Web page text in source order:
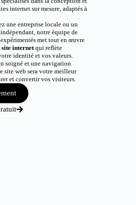
internet sur mesure, adaptés à
une entreprise locale ou un
notre équipe de
met tout en œuvre
site internetqui reflète
identité et vos valeurs.
soigné et une navigation
site web sera votre meilleur
et convertir vos visiteurs.